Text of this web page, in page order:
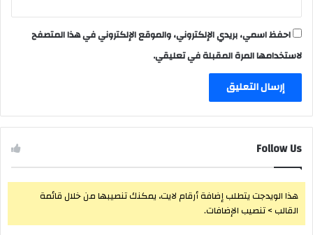
احفظ اسمي، بريدي الإلكتروني، والموقع الإلكتروني في هذا المتصفح
لاستخدامها المرة المقبلة في تعليقي.
Follow Us
هذا الويدجت يتطلب إضافة أرقام لايت، يمكنك تنصيبها من خلال قائمة
القالب > تنصيب الإضافات.